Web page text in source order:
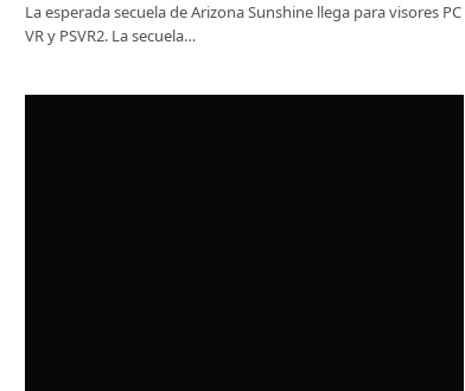
La esperada secuela de Arizona Sunshine llega para visores PC
VR y PSVR2. La secuela…